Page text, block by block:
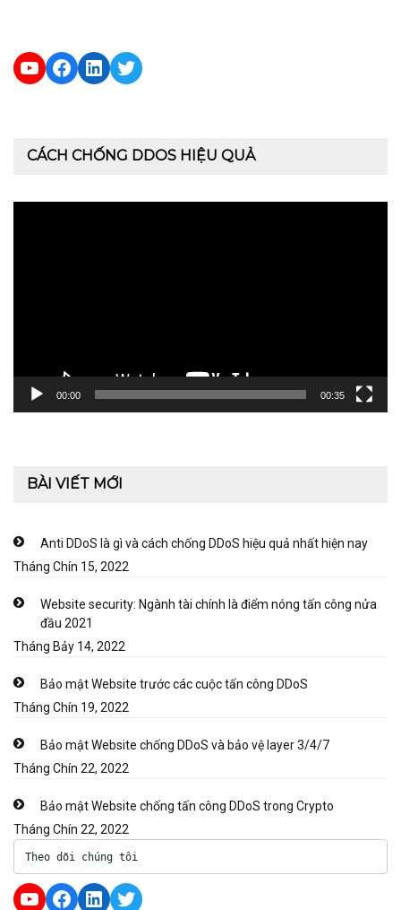
YouTube
Facebook
LinkedIn
Twitter
CÁCH CHỐNG DDOS HIỆU QUẢ
00:00 00:35
BÀI VIẾT MỚI
Anti DDoS là gì và cách chống DDoS hiệu quả nhất hiện nay
Tháng Chín 15, 2022
Website security: Ngành tài chính là điểm nóng tấn công nửa
đầu 2021
Tháng Bảy 14, 2022
Bảo mật Website trước các cuộc tấn công DDoS
Tháng Chín 19, 2022
Bảo mật Website chống DDoS và bảo vệ layer 3/4/7
Tháng Chín 22, 2022
Bảo mật Website chống tấn công DDoS trong Crypto
Tháng Chín 22, 2022
Theo dõi chúng tôi
YouTube
Facebook
LinkedIn
Twitter